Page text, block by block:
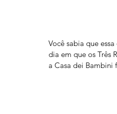
Você sabia que
dia em que os Três
a Casa dei Bambini